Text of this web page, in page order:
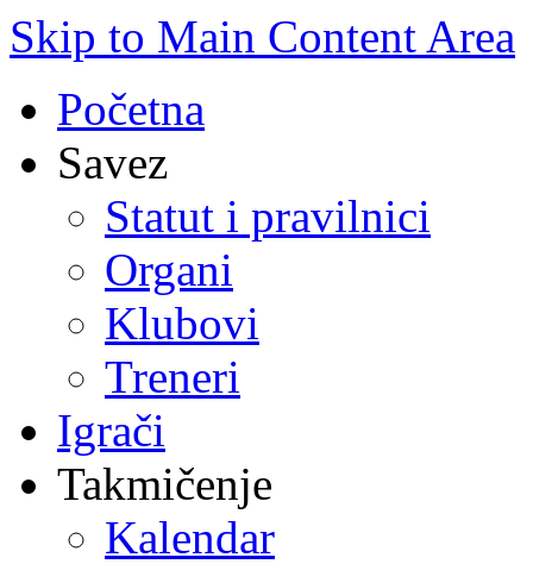
Skip to Main Content Area
Početna
Savez
Statut i pravilnici
Organi
Klubovi
Treneri
Igrači
Takmičenje
Kalendar